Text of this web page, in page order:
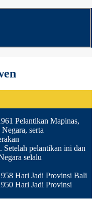
Pelantikan Mapinas,
serta
Setelah pelantikan ini dan
selalu
Hari Jadi Provinsi Bali
Hari Jadi Provinsi